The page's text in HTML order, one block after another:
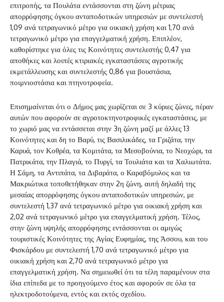
επιτροπής, τα Πουλάτα εντάσσονται στη ζώνη μέτριας
απορρόφησης όγκου ανταποδοτικών υπηρεσιών με συντελεστή
1,09 ανά τετραγωνικό μέτρο για οικιακή χρήση και 1,70 ανά
τετραγωνικό μέτρο για επαγγελματική χρήση. Επιπλέον,
καθορίστηκε για όλες τις Κοινότητες συντελεστής 0,47 για
αποθήκες και λοιπές κτιριακές εγκαταστάσεις αγροτικής
εκμετάλλευσης και συντελεστής 0,86 για βουστάσια,
ποιμνιοστάσια και πτηνοτροφεία.
Επισημαίνεται ότι ο Δήμος μας χωρίζεται σε 3 κύριες ζώνες, πέραν
αυτών που αφορούν σε αγροτοκτηνοτροφικές εγκαταστάσεις, με
το χωριό μας να εντάσσεται στην 3η ζώνη μαζί με άλλες 13
Κοινότητες και δη το Βαρύ, τις Βασιλικάδες, τα Γριζάτα, την
Καρυά, τον Κοθρέα, τα Κομιτάτα, τα Μεσοβούνια, το Νεοχώρι, τα
Πατρικάτα, την Πλαγιά, το Πυργί, τα Τουλιάτα και τα Χαλιωτάτα.
Η Σάμη, τα Αντιπάτα, τα Διβαράτα, ο Καραβόμυλος και τα
Μακριώτικα τοποθετήθηκαν στην 2η ζώνη, αυτή δηλαδή της
μεσαίας απορρόφησης όγκου ανταποδοτικών υπηρεσιών, με
συντελεστή 1,37 ανά τετραγωνικό μέτρο για οικιακή χρήση και
2,02 ανά τετραγωνικό μέτρο για επαγγελματική χρήση. Τέλος,
στην ζώνη υψηλής απορρόφησης εντάσσονται οι αμιγώς
τουριστικές Κοινότητες της Αγίας Ευφημίας, της Άσσου, και του
Φισκάρδου με συντελεστή 1,70 ανά τετραγωνικό μέτρο για
οικιακή χρήση και 2,70 ανά τετραγωνικό μέτρο για
επαγγελματική χρήση. Να σημειωθεί ότι τα τέλη παραμένουν στα
ίδια επίπεδα με το προηγούμενο έτος και αφορούν σε όλα τα
ηλεκτροδοτούμενα, εντός και εκτός σχεδίου.